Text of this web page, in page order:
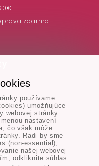
zdarma
3,
227
používame
umožňujúce
webovej stránky.
nastavení
čo však môže
Radi by sme
(non-essential),
našej webovej
odkliknite súhlas.